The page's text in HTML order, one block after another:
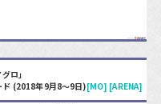
ロ」
ド (2018年9月8〜9日)[MO] [ARENA]